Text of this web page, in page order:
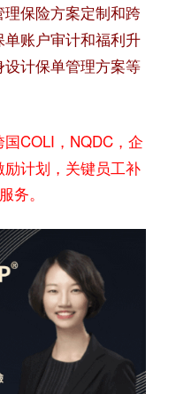
保险方案定制和跨
账户审计和福利升
计保单管理方案等
国COLI，NQDC，企
计划，关键员工补
务。